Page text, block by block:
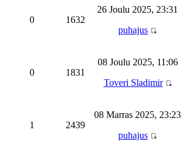
0 1632
26 Joulu 2025, 23:31
puhajus
0 1831
08 Joulu 2025, 11:06
Toveri Sladimir
1 2439
08 Marras 2025, 23:23
puhajus